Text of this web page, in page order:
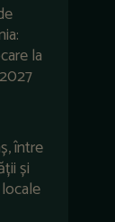
la
între
și